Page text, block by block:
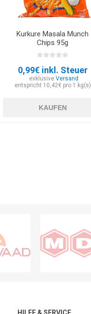
Kurkure Masala Munch
Chips 95g
0,99€ inkl. Steuer
exklusiveVersand
entspricht 10,42€ pro 1 kg(s)
KAUFEN